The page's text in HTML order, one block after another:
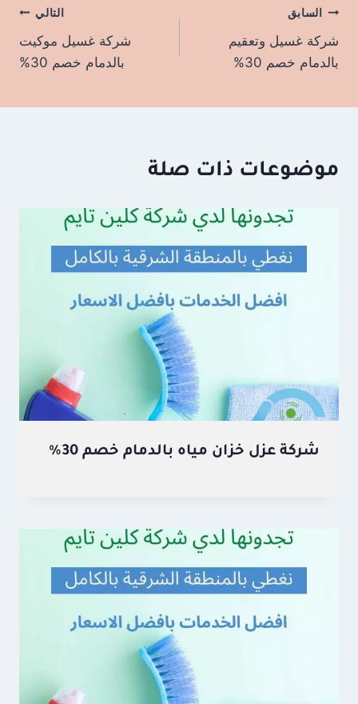
تصفّح
المقالات
السابق
شركة غسيل وتعقيم
بالدمام خصم 30%
التالي
شركة غسيل موكيت
بالدمام خصم 30%
موضوعات ذات صلة
شركة عزل خزان مياه بالدمام خصم 30%